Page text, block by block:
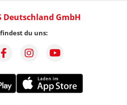
Deutschland GmbH
du uns: